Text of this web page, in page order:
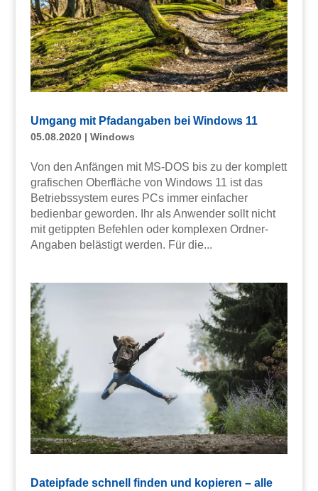
Umgang mit Pfadangaben bei Windows 11
05.08.2020| Windows
Von den Anfängen mit MS-DOS bis zu der komplett
grafischen Oberfläche von Windows 11 ist das
Betriebssystem eures PCs immer einfacher
bedienbar geworden. Ihr als Anwender sollt nicht
mit getippten Befehlen oder komplexen Ordner-
Angaben belästigt werden. Für die...
Dateipfade schnell finden und kopieren – alle